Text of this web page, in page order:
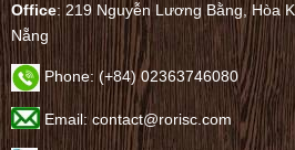
Office: 219 Nguyễn Lương Bằng, Hòa
Nẵng
Phone:(+84) 02363746080
Email: contact@rorisc.com